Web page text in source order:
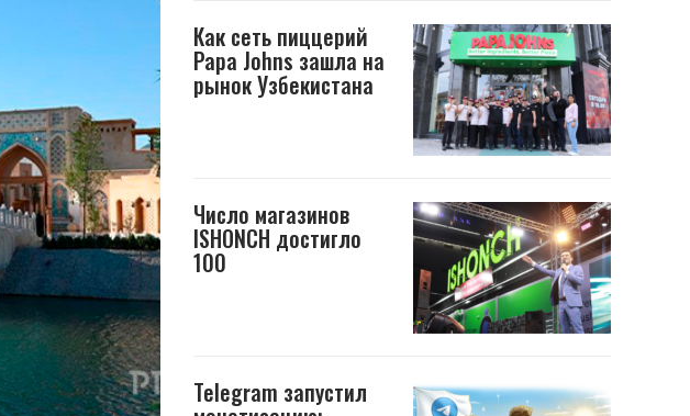
Как сеть пиццерий
Papa Johns зашла на
рынок Узбекистана
Число магазинов
ISHONCH достигло
100
Telegram запустил